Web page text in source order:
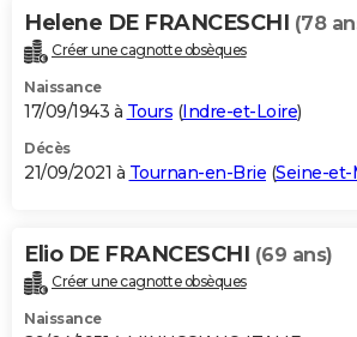
Helene DE FRANCESCHI (78
Créer une cagnotte obsèques
Naissance
17/09/1943 à Tours (Indre-et-Loire)
Décès
21/09/2021 à Tournan-en-Brie (Seine-et-
Elio DE FRANCESCHI (69 ans)
Créer une cagnotte obsèques
Naissance